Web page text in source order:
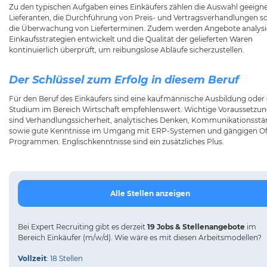
Zu den typischen Aufgaben eines Einkäufers zählen die Auswahl
Lieferanten, die Durchführung von Preis- und Vertragsverhandlungen
die Überwachung von Lieferterminen. Zudem werden Angebote
Einkaufsstrategien entwickelt und die Qualität der gelieferten Waren
kontinuierlich überprüft, um reibungslose Abläufe sicherzustellen.
Der Schlüssel zum Erfolg in diesem Beruf
Für den Beruf des Einkäufers sind eine kaufmännische Ausbildung oder
Studium im Bereich Wirtschaft empfehlenswert. Wichtige
sind Verhandlungssicherheit, analytisches Denken,
sowie gute Kenntnisse im Umgang mit ERP-Systemen und gängigen
Programmen. Englischkenntnisse sind ein zusätzliches Plus.
Alle Stellen anzeigen
Bei Expert Recruiting gibt es derzeit 19 Jobs & Stellenangebote im
Bereich Einkäufer (m/w/d). Wie wäre es mit diesen Arbeitsmodellen?
Vollzeit: 18 Stellen